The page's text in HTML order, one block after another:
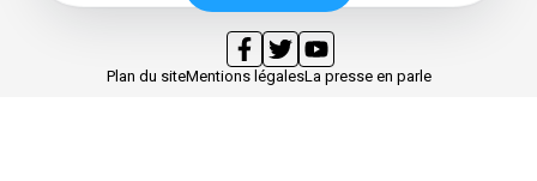
Plan du siteMentions légalesLa presse en parle